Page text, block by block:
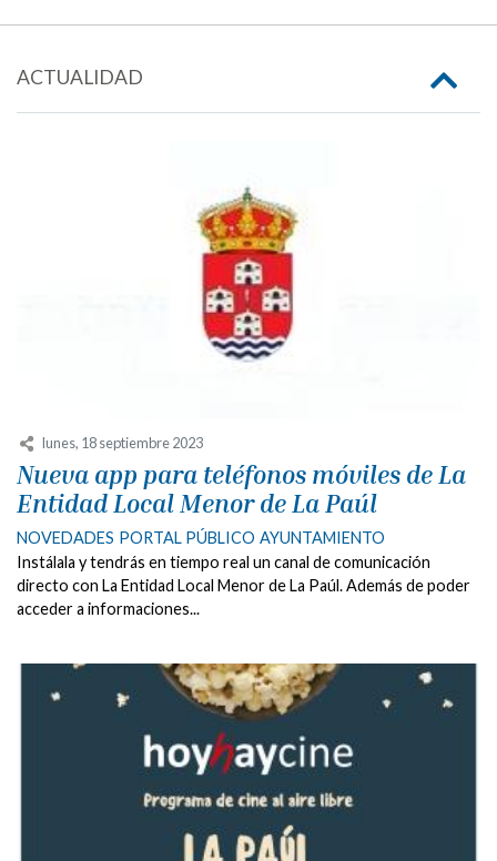
ACTUALIDAD
lunes, 18 septiembre 2023
Nueva app para teléfonos móviles de La
Entidad Local Menor de La Paúl
NOVEDADES PORTAL PÚBLICO AYUNTAMIENTO
Instálala y tendrás en tiempo real un canal de comunicación
directo con La Entidad Local Menor de La Paúl. Además de poder
acceder a informaciones...